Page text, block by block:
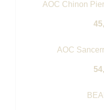
AOC Chinon
AOC